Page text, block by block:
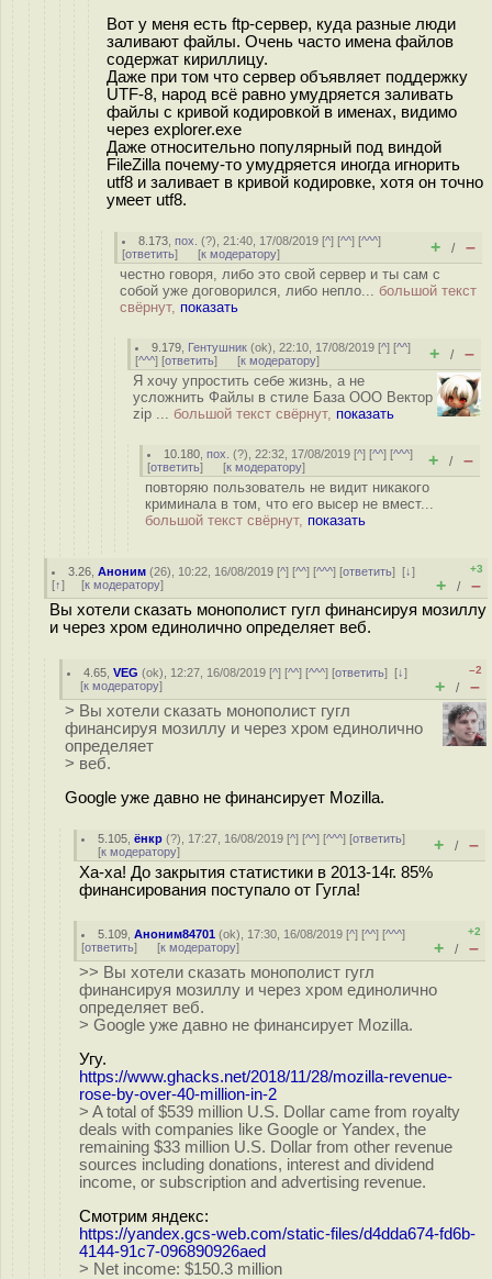
Вот у меня есть ftp-сервер, куда разные люди
заливают файлы. Очень часто имена файлов
содержат кириллицу.
Даже при том что сервер объявляет поддержку
UTF-8, народ всё равно умудряется заливать
файлы с кривой кодировкой в именах, видимо
через explorer.exe
Даже относительно популярный под виндой
FileZilla почему-то умудряется иногда игнорить
utf8 и заливает в кривой кодировке, хотя он точно
умеет utf8.
8.173 ,пох. (?), 21:40, 17/08/2019 [^] [^^] [^^^]
[ответить] [к модератору] + / –
честно говоря, либо это свой сервер и ты сам с
собой уже договорился, либо непло... большой текст
свёрнут, показать
9.179 Гентушник (ok), 22:10, 17/08/2019 [^] [^^]
[^^^] [ответить] [к модератору] + / –
Я хочу упростить себе жизнь, а не
усложнить Файлы в стиле База ООО Вектор
zip ... большой текст свёрнут, показать
10.180 ,пох. (?), 22:32, 17/08/2019 [^] [^^] [^^^]
[ответить] [к модератору] + / –
повторяю пользователь не видит никакого
криминала в том, что его высер не вмест...
большой текст свёрнут, показать
3.26 ,Аноним (26), 10:22, 16/08/2019 [^] [^^] [^^^] [ответить][↓]
[↑] [к модератору]
+3
+ / –
Вы хотели сказать монополист гугл финансируя мозиллу
и через хром единолично определяет веб.
4.65 ,VEG (ok), 12:27, 16/08/2019 [^] [^^] [^^^] [ответить][↓]
[к модератору]
–2
+ / –
> Вы хотели сказать монополист гугл
финансируя мозиллу и через хром единолично
определяет
> веб.
Google уже давно не финансирует Mozilla.
5.105 ,ёнкр (?), 17:27, 16/08/2019 [^] [^^] [^^^] [ответить]
[к модератору] + / –
Ха-ха! До закрытия статистики в 2013-14г. 85%
финансирования поступало от Гугла!
5.109 ,Аноним84701 (ok), 17:30, 16/08/2019 [^] [^^] [^^^]
[ответить] [к модератору]
+2
+ / –
>> Вы хотели сказать монополист гугл
финансируя мозиллу и через хром единолично
определяет веб.
> Google уже давно не финансирует Mozilla.
Угу.
https://www.ghacks.net/2018/11/28/mozilla-revenue-
rose-by-over-40-million-in-2
> A total of $539 million U.S. Dollar came from royalty
deals with companies like Google or Yandex, the
remaining $33 million U.S. Dollar from other revenue
sources including donations, interest and dividend
income, or subscription and advertising revenue.
Смотрим яндекс:
https://yandex.gcs-web.com/static-files/d4dda674-fd6b-
4144-91c7-096890926aed
> Net income: $150.3 million